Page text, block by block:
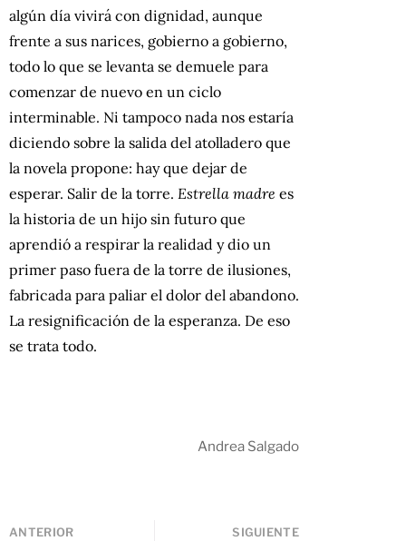
algún día vivirá con dignidad, aunque
frente a sus narices, gobierno a gobierno,
todo lo que se levanta se demuele para
comenzar de nuevo en un ciclo
interminable. Ni tampoco nada nos estaría
diciendo sobre la salida del atolladero que
la novela propone: hay que dejar de
esperar. Salir de la torre. Estrella madre es
la historia de un hijo sin futuro que
aprendió a respirar la realidad y dio un
primer paso fuera de la torre de ilusiones,
fabricada para paliar el dolor del abandono.
La resignificación de la esperanza. De eso
se trata todo.
Andrea Salgado
ANTERIOR SIGUIENTE